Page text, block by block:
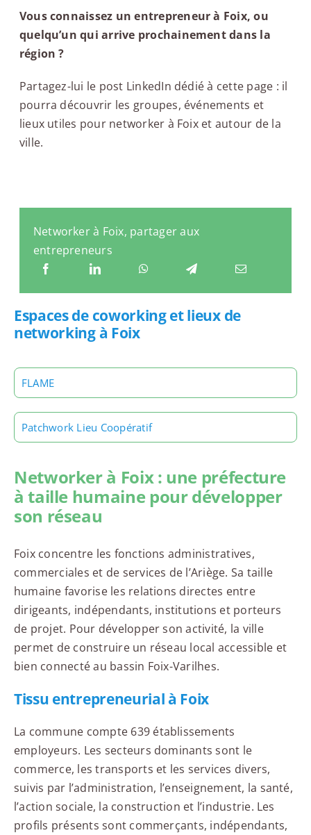
Vous connaissez un entrepreneur à Foix, ou
quelqu’un qui arrive prochainement dans la
région ?
Partagez-lui le post LinkedIn dédié à cette page : il
pourra découvrir les groupes, événements et
lieux utiles pour networker à Foix et autour de la
ville.
Networker à Foix, partager aux
entrepreneurs
Espaces de coworking et lieux de
networking à Foix
FLAME
Patchwork Lieu Coopératif
Networker à Foix : une préfecture
à taille humaine pour développer
son réseau
Foix concentre les fonctions administratives,
commerciales et de services de l’Ariège. Sa taille
humaine favorise les relations directes entre
dirigeants, indépendants, institutions et porteurs
de projet. Pour développer son activité, la ville
permet de construire un réseau local accessible et
bien connecté au bassin Foix-Varilhes.
Tissu entrepreneurial à Foix
La commune compte 639 établissements
employeurs. Les secteurs dominants sont le
commerce, les transports et les services divers,
suivis par l’administration, l’enseignement, la santé,
l’action sociale, la construction et l’industrie. Les
profils présents sont commerçants, indépendants,